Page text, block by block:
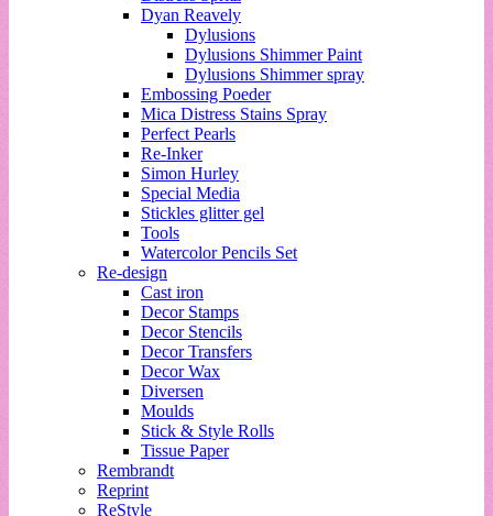
Dyan Reavely
Dylusions
Dylusions Shimmer Paint
Dylusions Shimmer spray
Embossing Poeder
Mica Distress Stains Spray
Perfect Pearls
Re-Inker
Simon Hurley
Special Media
Stickles glitter gel
Tools
Watercolor Pencils Set
Re-design
Cast iron
Decor Stamps
Decor Stencils
Decor Transfers
Decor Wax
Diversen
Moulds
Stick & Style Rolls
Tissue Paper
Rembrandt
Reprint
ReStyle